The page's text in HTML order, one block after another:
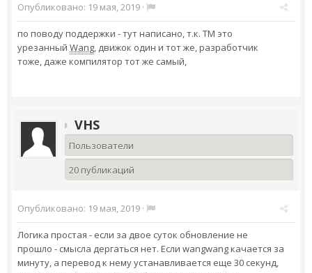
Опубликовано: 19 мая, 2019 ·
по поводу поддержки - тут написано, т.к. TM это
урезанный Wang, движок один и тот же, разработчик
тоже, даже компилятор тот же самый,
VHS
Пользователи
20 публикаций
Опубликовано: 19 мая, 2019 ·
Логика простая - если за двое суток обновление не
прошло - смысла дергаться нет. Если wangwang качается за
минуту, а перевод к нему устанавливается еще 30 секунд,